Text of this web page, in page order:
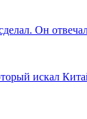
Он
искал